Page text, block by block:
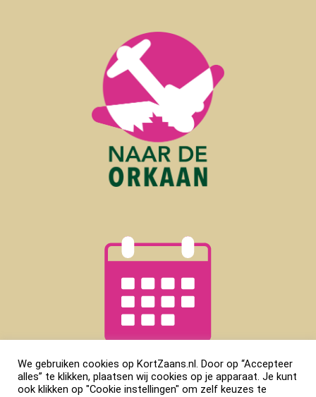
We gebruiken cookies op KortZaans.nl. Door op “Accepteer
alles” te klikken, plaatsen wij cookies op je apparaat. Je kunt
ook klikken op "Cookie instellingen" om zelf keuzes te